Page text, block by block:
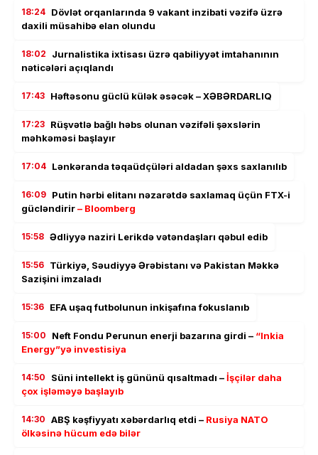
18:24 Dövlət orqanlarında 9 vakant inzibati vəzifə üzrə
daxili müsahibə elan olundu
18:02
Jurnalistika ixtisası üzrə qabiliyyət imtahanının
nəticələri açıqlandı
17:43 Həftəsonu güclü külək əsəcək – XƏBƏRDARLIQ
17:23 Rüşvətlə bağlı həbs olunan vəzifəli şəxslərin
məhkəməsi başlayır
17:04 Lənkəranda təqaüdçüləri aldadan şəxs saxlanılıb
16:09 Putin hərbi elitanı nəzarətdə saxlamaq üçün FTX-i
gücləndirir– Bloomberg
15:58 Ədliyyə naziri Lerikdə vətəndaşları qəbul edib
15:56 Türkiyə, Səudiyyə Ərəbistanı və Pakistan Məkkə
Sazişini imzaladı
15:36 EFA uşaq futbolunun inkişafına fokuslanıb
15:00 Neft Fondu Perunun enerji bazarına girdi – “Inkia
Energy”yə investisiya
14:50 Süni intellekt iş gününü qısaltmadı –İşçilər daha
çox işləməyə başlayıb
14:30 ABŞ kəşfiyyatı xəbərdarlıq etdi – Rusiya NATO
ölkəsinə hücum edə bilər